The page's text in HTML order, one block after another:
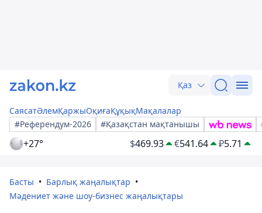
Қаз
СаясатӘлемҚаржыОқиғаҚұқықМақалалар
#Референдум-2026
#Қазақстан мақтанышы
+27° $469.93 €541.64 ₽5.71
Басты
Барлық жаңалықтар
Мәдениет және шоу-бизнес жаңалықтары